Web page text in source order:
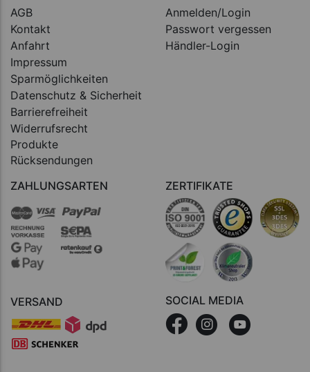
AGB
Kontakt
Anfahrt
Impressum
Sparmöglichkeiten
Datenschutz & Sicherheit
Barrierefreiheit
Widerrufsrecht
Produkte
Rücksendungen
Anmelden/Login
Passwort vergessen
Händler-Login
ZAHLUNGSARTEN
VERSAND
ZERTIFIKATE
SOCIAL MEDIA